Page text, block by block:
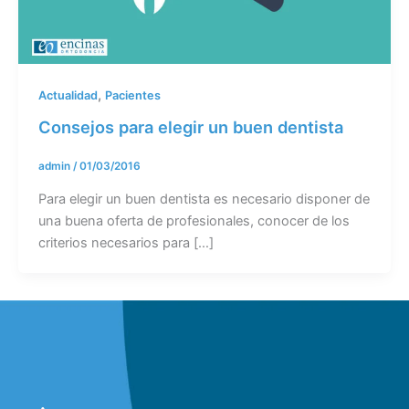
Actualidad, Pacientes
Consejos para elegir un buen dentista
admin /01/03/2016
Para elegir un buen dentista es necesario disponer de
una buena oferta de profesionales, conocer de los
criterios necesarios para […]